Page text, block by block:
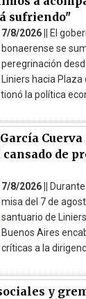
sufriendo"
7/8/2026 || El
bonaerense se
peregrinación
Liniers hacia Plaza
la política
de
7/8/2026 ||
misa del 7 de
santuario de
Buenos Aires
a la
y